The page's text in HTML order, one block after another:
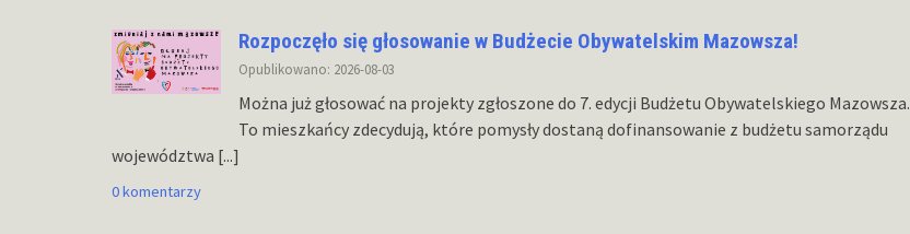
Rozpoczęło się głosowanie w Budżecie Obywatelskim Mazowsza!
Opublikowano: 2026-08-03
Można już głosować na projekty zgłoszone do 7. edycji Budżetu Obywatelskiego Mazowsza.
To mieszkańcy zdecydują, które pomysły dostaną dofinansowanie z budżetu samorządu
województwa [...]
0 komentarzy